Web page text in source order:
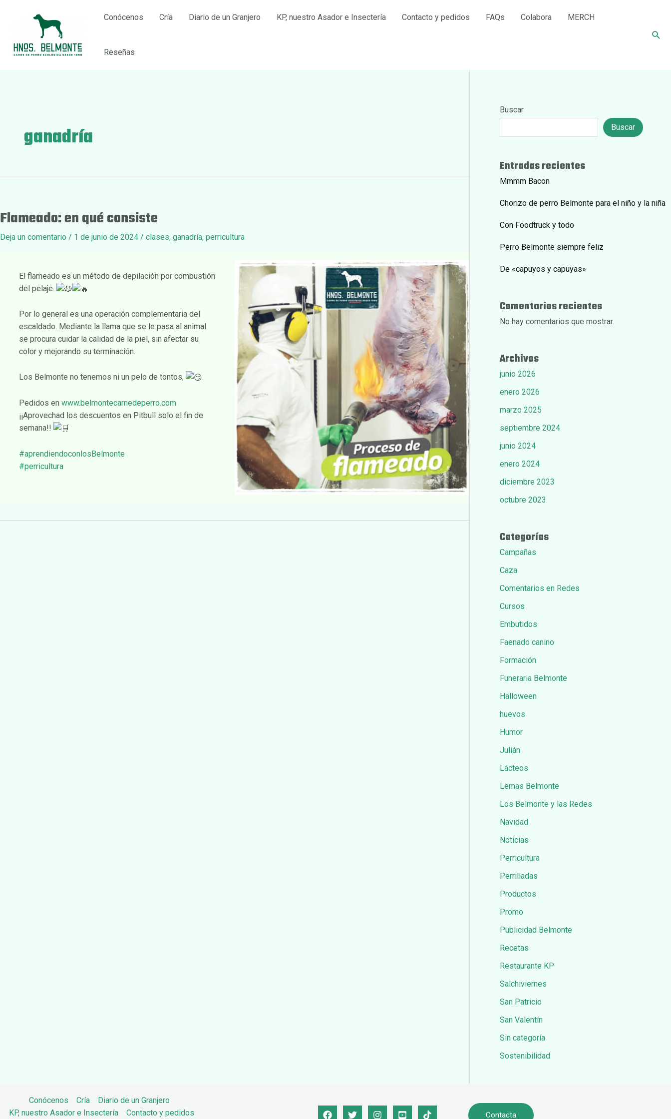
Conócenos Cría Diario de un Granjero KP, nuestro Asador e Insectería Contacto y pedidos FAQs Colabora MERCH
Reseñas
ganadría
Flameado: en qué consiste
Deja un comentario / 1 de junio de 2024 / clases, ganadría, perricultura
El flameado es un método de depilación por combustión
del pelaje.
Por lo general es una operación complementaria del
escaldado. Mediante la llama que se le pasa al animal
se procura cuidar la calidad de la piel, sin afectar su
color y mejorando su terminación.
Los Belmonte no tenemos ni un pelo de tontos, .
Pedidos en www.belmontecarnedeperro.com
¡¡Aprovechad los descuentos en Pitbull solo el fin de
semana!!
#aprendiendoconlosBelmonte
#perricultura
Buscar
Buscar
Entradas recientes
Mmmm Bacon
Chorizo de perro Belmonte para el niño y la niña
Con Foodtruck y todo
Perro Belmonte siempre feliz
De «capuyos y capuyas»
Comentarios recientes
No hay comentarios que mostrar.
Archivos
junio 2026
enero 2026
marzo 2025
septiembre 2024
junio 2024
enero 2024
diciembre 2023
octubre 2023
Categorías
Campañas
Caza
Comentarios en Redes
Cursos
Embutidos
Faenado canino
Formación
Funeraria Belmonte
Halloween
huevos
Humor
Julián
Lácteos
Lemas Belmonte
Los Belmonte y las Redes
Navidad
Noticias
Perricultura
Perrilladas
Productos
Promo
Publicidad Belmonte
Recetas
Restaurante KP
Salchiviernes
San Patricio
San Valentín
Sin categoría
Sostenibilidad
Conócenos Cría
Diario de un Granjero
KP, nuestro Asador e Insectería
Contacto y pedidos Contacta